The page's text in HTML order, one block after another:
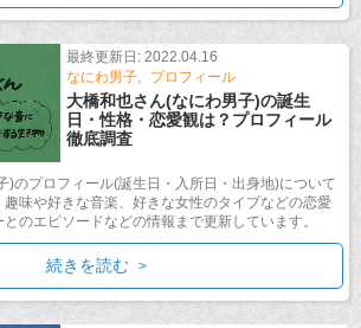
最終更新日: 2022.04.16
なにわ男子
プロフィール
大橋和也さん(なにわ男子)の誕生
日・性格・恋愛観は？プロフィール
徹底調査
)のプロフィール(誕生日・入所日・出身地)について
味や好きな音楽、好きな女性のタイプなどの恋愛
のエピソードなどの情報まで更新しています。
続きを読む